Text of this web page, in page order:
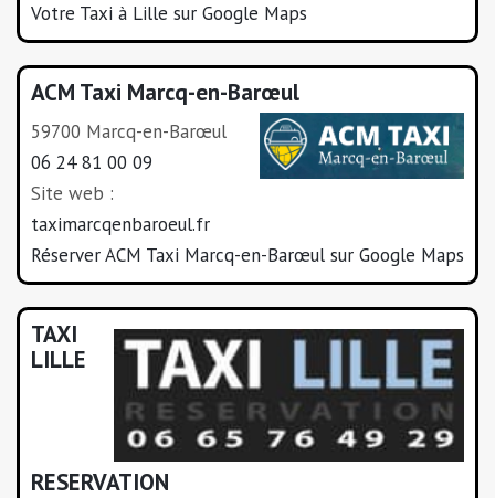
Votre Taxi à Lille sur Google Maps
ACM Taxi Marcq-en-Barœul
59700 Marcq-en-Barœul
06 24 81 00 09
Site web :
taximarcqenbaroeul.fr
Réserver ACM Taxi Marcq-en-Barœul sur Google Maps
TAXI
LILLE
RESERVATION